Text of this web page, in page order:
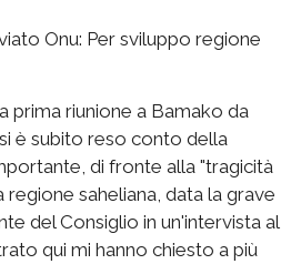
Onu: Per sviluppo regione
prima riunione a Bamako da
è subito reso conto della
di fronte alla "tragicità
saheliana, data la grave
del Consiglio in un'intervista al
qui mi hanno chiesto a più